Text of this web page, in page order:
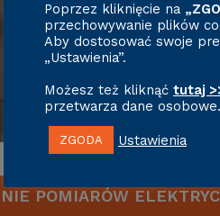
POMIARÓW
Poprzez kliknięcie na
przechowywanie plików
Aby dostosować swoje
„Ustawienia”.
Możesz też kliknąć tutaj
przetwarza dane osobowe.
ZGODA Ustawienia